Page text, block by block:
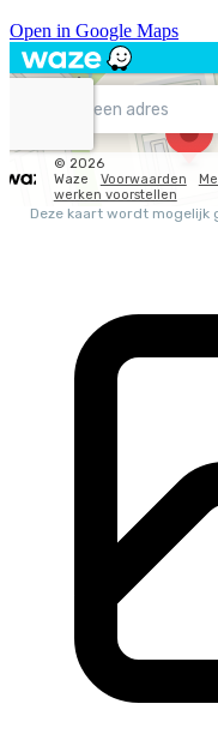
Open in Google Maps